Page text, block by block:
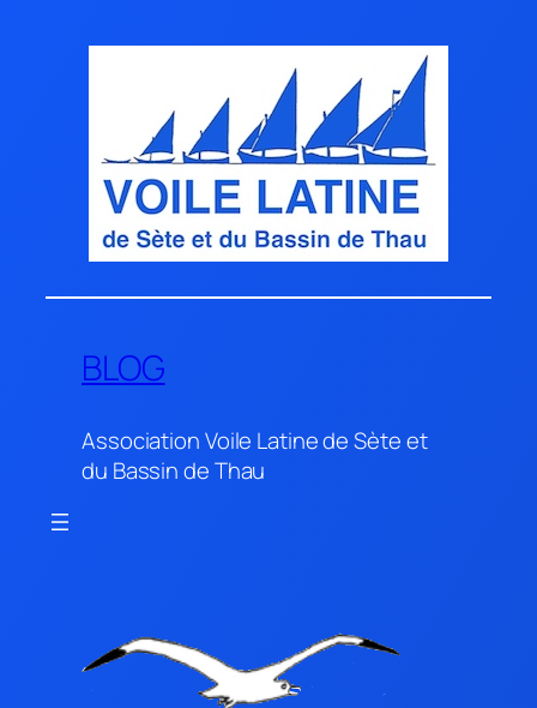
BLOG
Association Voile Latine de Sète et
du Bassin de Thau